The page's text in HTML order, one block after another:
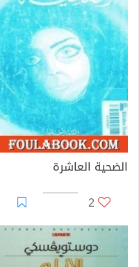
الضحية العاشرة
2